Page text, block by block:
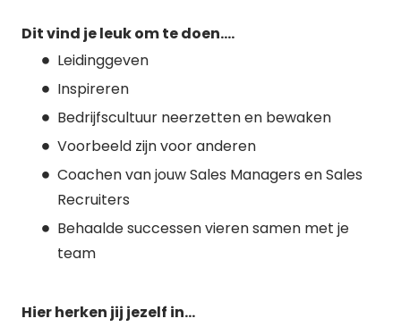
Dit vind je leuk om te doen….
Leidinggeven
Inspireren
Bedrijfscultuur neerzetten en bewaken
Voorbeeld zijn voor anderen
Coachen van jouw Sales Managers en Sales
Recruiters
Behaalde successen vieren samen met je
team
Hier herken jij jezelf in…